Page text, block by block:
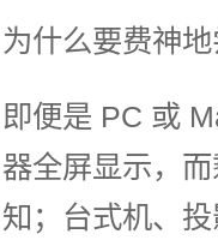
为什么要费神地
即便是 PC 或
器全屏显示，
知；台式机、